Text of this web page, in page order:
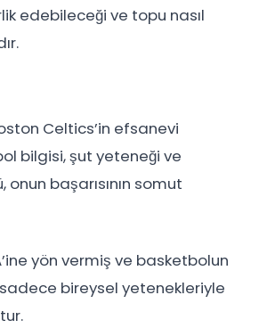
edebileceği ve topu nasıl
Celtics’in efsanevi
bilgisi, şut yeteneği ve
başarısının somut
yön vermiş ve basketbolun
bireysel yetenekleriyle